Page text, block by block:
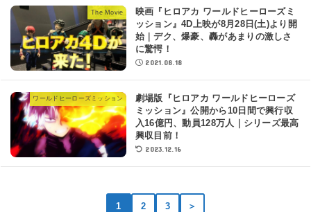
The Movie
映画『ヒロアカ ワールドヒーローズミ
ッション』4D上映が8月28日(土)より開
始｜デク、爆豪、轟があまりの激しさ
に驚愕！
2021.08.18
ワールドヒーローズミッション
劇場版『ヒロアカ ワールドヒーローズ
ミッション』公開から10日間で興行収
入16億円、動員128万人｜シリーズ最高
興収目前！
2023.12.16
1 2 3 ＞